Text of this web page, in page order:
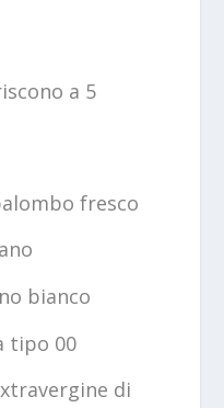
a 5
fresco
bianco
tipo 00
di